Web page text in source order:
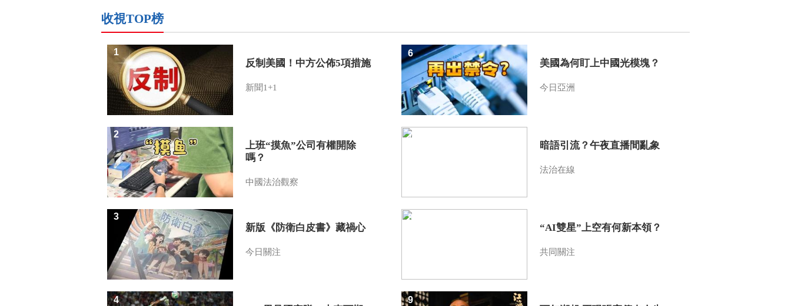
收視TOP榜
反制美國！中方公佈5項措施
新聞1+1
1
上班“摸魚”公司有權開除
嗎？
中國法治觀察
2
新版《防衛白皮書》藏禍心
今日關注
3
4
美國為何盯上中國光模塊？
今日亞洲
6
暗語引流？午夜直播間亂象
法治在線
7
“AI雙星”上空有何新本領？
共同關注
8
9